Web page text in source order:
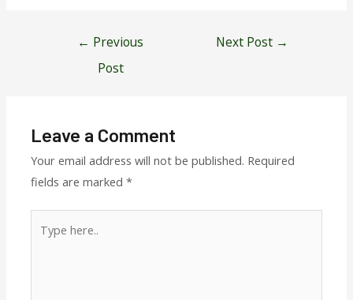
← Previous
Post
Next Post →
Leave a Comment
Your email address will not be published. Required
fields are marked*
here..